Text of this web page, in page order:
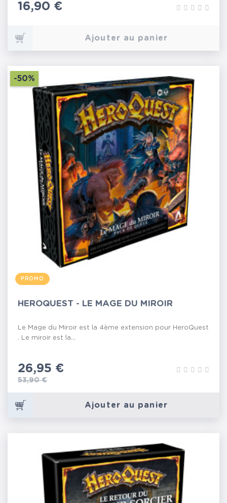
Prix
16,90 €
Ajouter au panier
-50%
PROMO
HEROQUEST - LE MAGE DU MIROIR
Le Mage du Miroir est la 4ème extension pour HeroQuest
. Le miroir est la...
Prix
26,95 €
Prix de base
53,90 €
Ajouter au panier